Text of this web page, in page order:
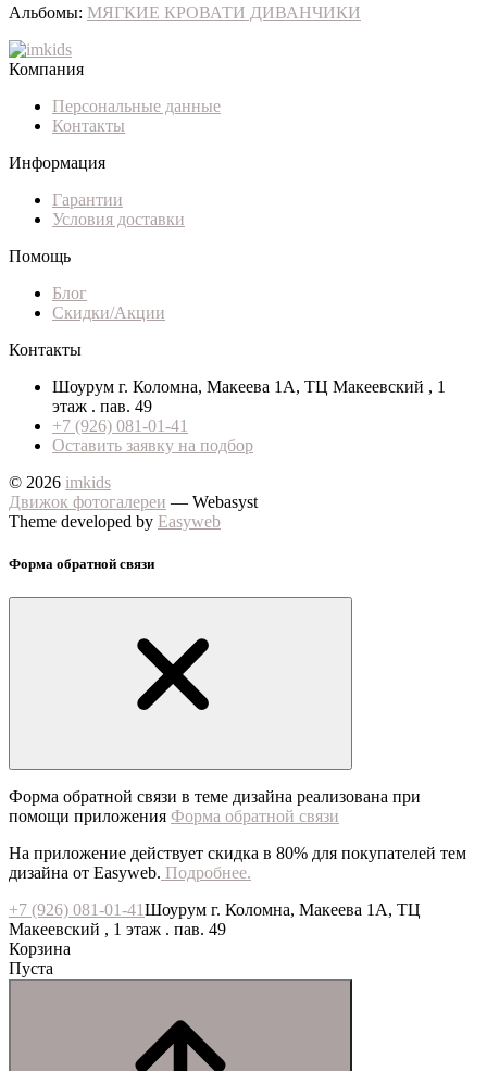
Альбомы: МЯГКИЕ КРОВАТИ ДИВАНЧИКИ
Компания
Персональные данные
Контакты
Информация
Гарантии
Условия доставки
Помощь
Блог
Скидки/Акции
Контакты
Шоурум г. Коломна, Макеева 1А, ТЦ Макеевский , 1
этаж . пав. 49
+7 (926) 081-01-41
Оставить заявку на подбор
© 2026 imkids
Движок фотогалереи — Webasyst
Theme developed by Easyweb
Форма обратной связи
Форма обратной связи в теме дизайна реализована при
помощи приложения Форма обратной связи
На приложение действует скидка в 80% для покупателей тем
дизайна от Easyweb. Подробнее.
+7 (926) 081-01-41Шоурум г. Коломна, Макеева 1А, ТЦ
Макеевский , 1 этаж . пав. 49
Корзина
Пуста